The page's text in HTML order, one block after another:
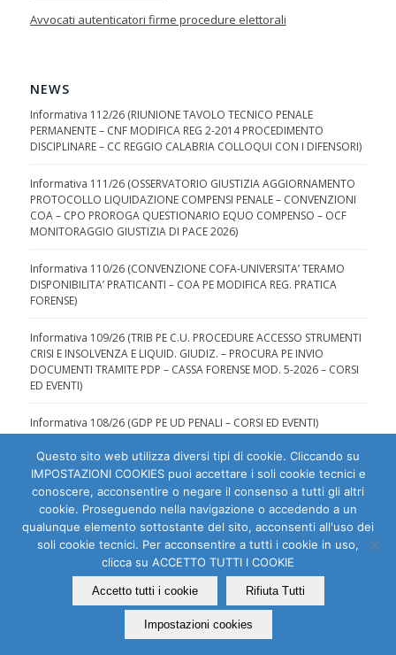
Avvocati autenticatori firme procedure elettorali
NEWS
Informativa 112/26 (RIUNIONE TAVOLO TECNICO PENALE
PERMANENTE – CNF MODIFICA REG 2-2014 PROCEDIMENTO
DISCIPLINARE – CC REGGIO CALABRIA COLLOQUI CON I DIFENSORI)
Informativa 111/26 (OSSERVATORIO GIUSTIZIA AGGIORNAMENTO
PROTOCOLLO LIQUIDAZIONE COMPENSI PENALE – CONVENZIONI
COA – CPO PROROGA QUESTIONARIO EQUO COMPENSO – OCF
MONITORAGGIO GIUSTIZIA DI PACE 2026)
Informativa 110/26 (CONVENZIONE COFA-UNIVERSITA’ TERAMO
DISPONIBILITA’ PRATICANTI – COA PE MODIFICA REG. PRATICA
FORENSE)
Informativa 109/26 (TRIB PE C.U. PROCEDURE ACCESSO STRUMENTI
CRISI E INSOLVENZA E LIQUID. GIUDIZ. – PROCURA PE INVIO
DOCUMENTI TRAMITE PDP – CASSA FORENSE MOD. 5-2026 – CORSI
ED EVENTI)
Informativa 108/26 (GDP PE UD PENALI – CORSI ED EVENTI)
Ordine degli Avvocati di Pescara | C.F. 80007810684 |
Dichiarazione di accessibilità|Segnala problema di
accessibilità
PEC:segreteria (at) ordineavvocatipescarapec.it
Questo sito web utilizza diversi tipi di cookie. Cliccando su
IMPOSTAZIONI COOKIES puoi accettare i soli cookie tecnici e
conoscere, acconsentire o negare il consenso a tutti gli altri
cookie. Proseguendo nella navigazione o accedendo a un
qualunque elemento sottostante del sito, acconsenti all'uso dei
soli cookie tecnici. Per acconsentire a tutti i cookie in uso,
clicca su ACCETTO TUTTI I COOKIE
Accetto tutti i cookie Rifiuta Tutti
Impostazioni cookies